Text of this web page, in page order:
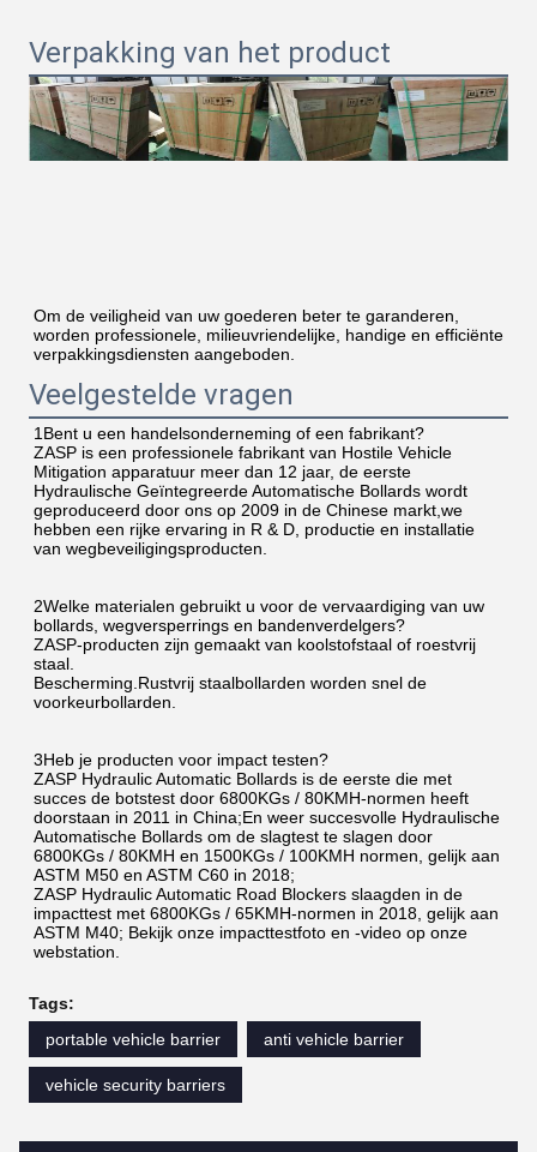
Verpakking van het product
Om de veiligheid van uw goederen beter te garanderen,
worden professionele, milieuvriendelijke, handige en efficiënte
verpakkingsdiensten aangeboden.
Veelgestelde vragen
1Bent u een handelsonderneming of een fabrikant?
ZASP is een professionele fabrikant van Hostile Vehicle
Mitigation apparatuur meer dan 12 jaar, de eerste
Hydraulische Geïntegreerde Automatische Bollards wordt
geproduceerd door ons op 2009 in de Chinese markt,we
hebben een rijke ervaring in R & D, productie en installatie
van wegbeveiligingsproducten.
2Welke materialen gebruikt u voor de vervaardiging van uw
bollards, wegversperrings en bandenverdelgers?
ZASP-producten zijn gemaakt van koolstofstaal of roestvrij
staal.
Bescherming.Rustvrij staalbollarden worden snel de
voorkeurbollarden.
3Heb je producten voor impact testen?
ZASP Hydraulic Automatic Bollards is de eerste die met
succes de botstest door 6800KGs / 80KMH-normen heeft
doorstaan in 2011 in China;En weer succesvolle Hydraulische
Automatische Bollards om de slagtest te slagen door
6800KGs / 80KMH en 1500KGs / 100KMH normen, gelijk aan
ASTM M50 en ASTM C60 in 2018;
ZASP Hydraulic Automatic Road Blockers slaagden in de
impacttest met 6800KGs / 65KMH-normen in 2018, gelijk aan
ASTM M40; Bekijk onze impacttestfoto en -video op onze
webstation.
Tags:
portable vehicle barrier
anti vehicle barrier
vehicle security barriers